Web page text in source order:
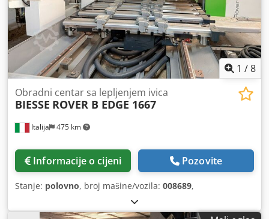
1 /8
Italija 475 km
Obradni centar sa lepljenjem ivica
BIESSE ROVER B EDGE 1667
Informacije o cijeni Pozovite
Stanje: polovno, broj mašine/vozila: 008689,